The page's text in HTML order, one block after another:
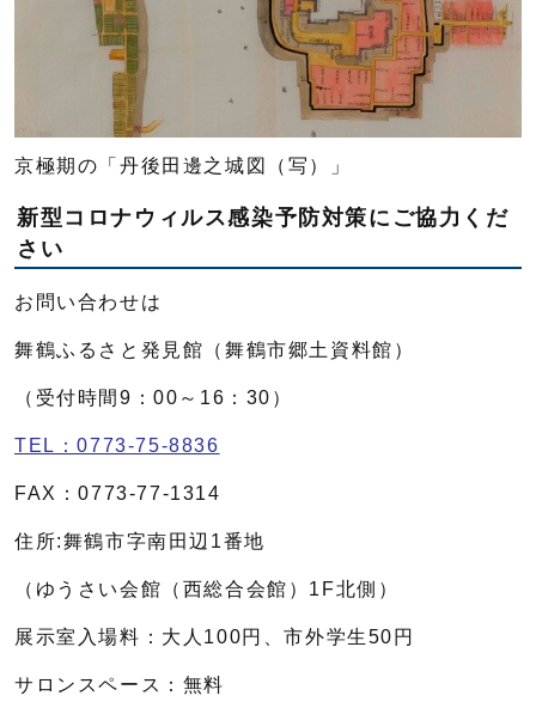
京極期の「丹後田邊之城図（写）」
新型コロナウィルス感染予防対策にご協力くだ
さい
お問い合わせは
舞鶴ふるさと発見館（舞鶴市郷土資料館）
（受付時間9：00～16：30）
TEL：0773-75-8836
FAX：0773-77-1314
住所:舞鶴市字南田辺1番地
（ゆうさい会館（西総合会館）1F北側）
展示室入場料：大人100円、市外学生50円
サロンスペース：無料